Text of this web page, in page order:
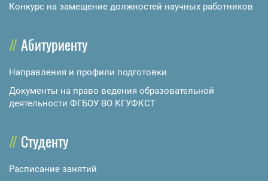
Конкурс на замещение должностей научных работников
Абитуриенту
Направления и профили подготовки
Документы на право ведения образовательной
деятельности ФГБОУ ВО КГУФКСТ
Студенту
Расписание занятий